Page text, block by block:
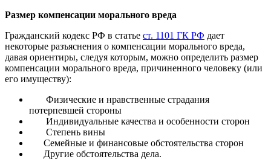
Размер компенсации морального вреда
Гражданский кодекс РФ в статье ст. 1101 ГК РФ дает
некоторые разъяснения о компенсации морального вреда,
давая ориентиры, следуя которым, можно определить размер
компенсации морального вреда, причиненного человеку (или
его имуществу):
Физические и нравственные страдания
потерпевшей стороны
Индивидуальные качества и особенности сторон
Степень вины
Семейные и финансовые обстоятельства сторон
Другие обстоятельства дела.